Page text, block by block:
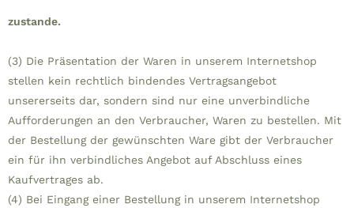
zustande.
(3) Die Präsentation der Waren in unserem Internetshop
stellen kein rechtlich bindendes Vertragsangebot
unsererseits dar, sondern sind nur eine unverbindliche
Aufforderungen an den Verbraucher, Waren zu bestellen. Mit
der Bestellung der gewünschten Ware gibt der Verbraucher
ein für ihn verbindliches Angebot auf Abschluss eines
Kaufvertrages ab.
(4) Bei Eingang einer Bestellung in unserem Internetshop